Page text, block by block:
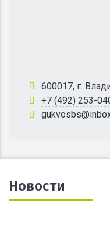
600017, г.
+7 (492) 253-
Новости